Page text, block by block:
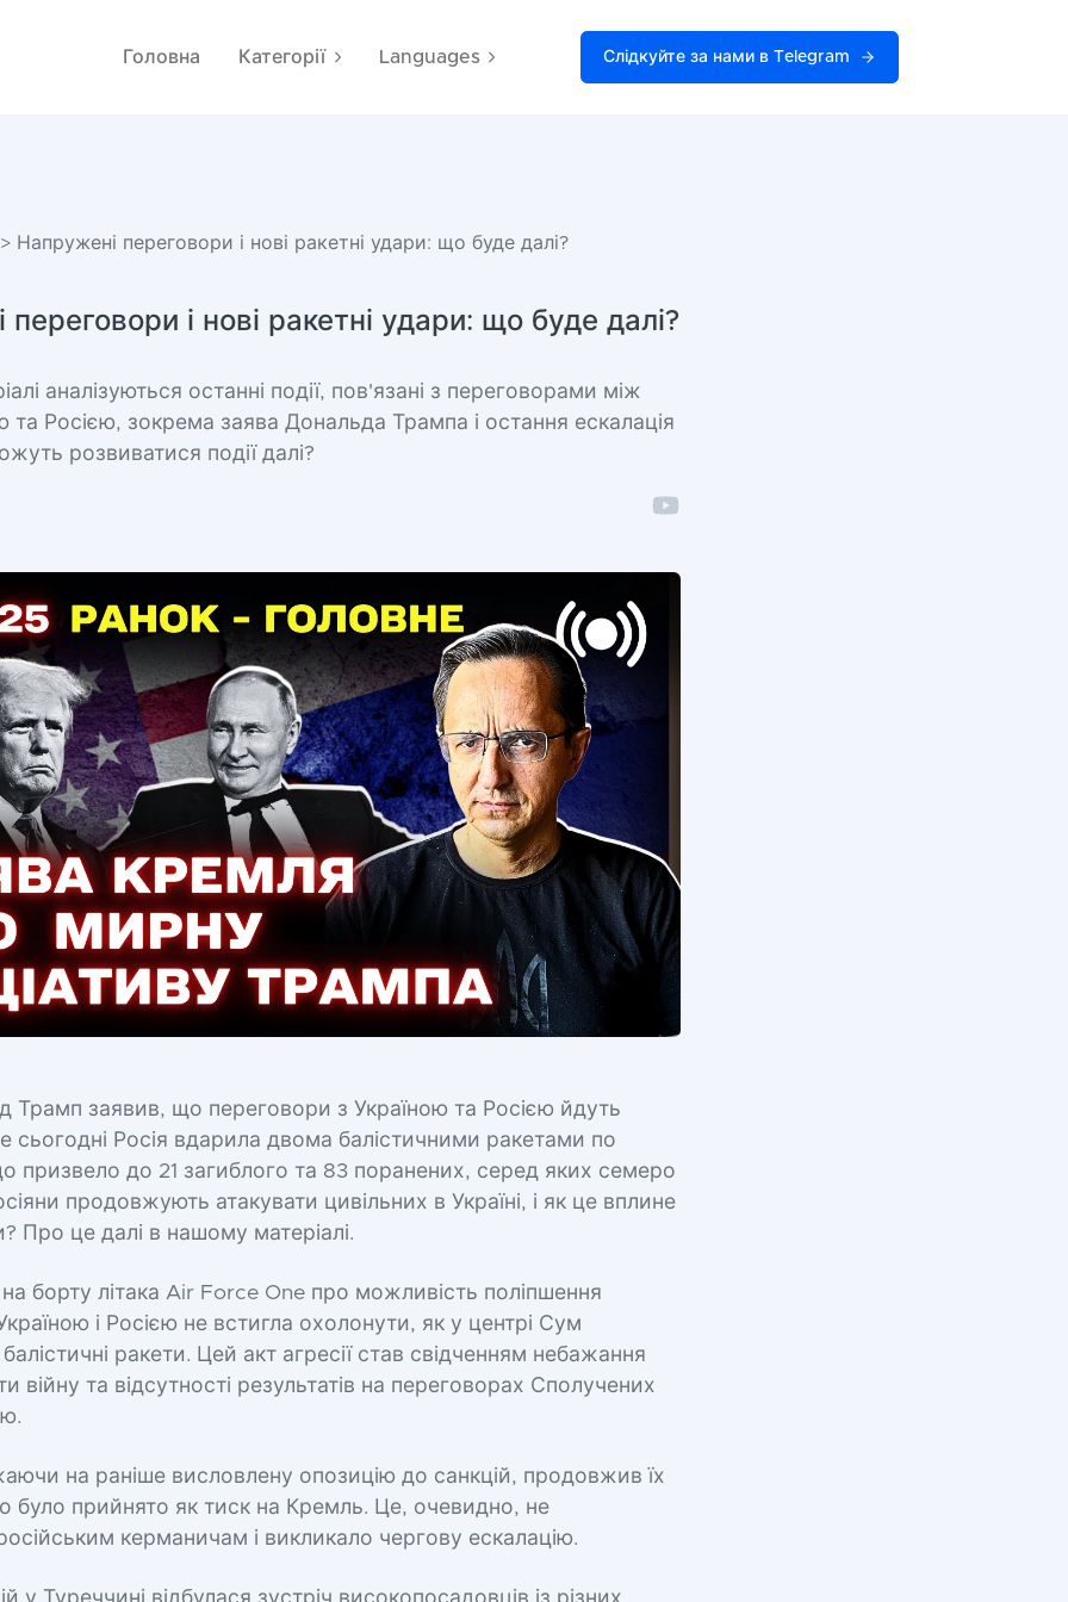
Головна Категорії Languages Слідкуйте за нами в Telegram
Напружені переговори і нові ракетні удари: що буде далі?
і нові ракетні удари: що буде далі?
аналізуються останні події, пов'язані з переговорами між
Росією, зокрема заява Дональда Трампа і остання ескалація
розвиватися події далі?
Трамп заявив, що переговори з Україною та Росією йдуть
сьогодні Росія вдарила двома балістичними ракетами по
призвело до 21 загиблого та 83 поранених, серед яких семеро
продовжують атакувати цивільних в Україні, і як це вплине
Про це далі в нашому матеріалі.
борту літака Air Force One про можливість поліпшення
і Росією не встигла охолонути, як у центрі Сум
ракети. Цей акт агресії став свідченням небажання
війну та відсутності результатів на переговорах Сполучених
на раніше висловлену опозицію до санкцій, продовжив їх
було прийнято як тиск на Кремль. Це, очевидно, не
керманичам і викликало чергову ескалацію.